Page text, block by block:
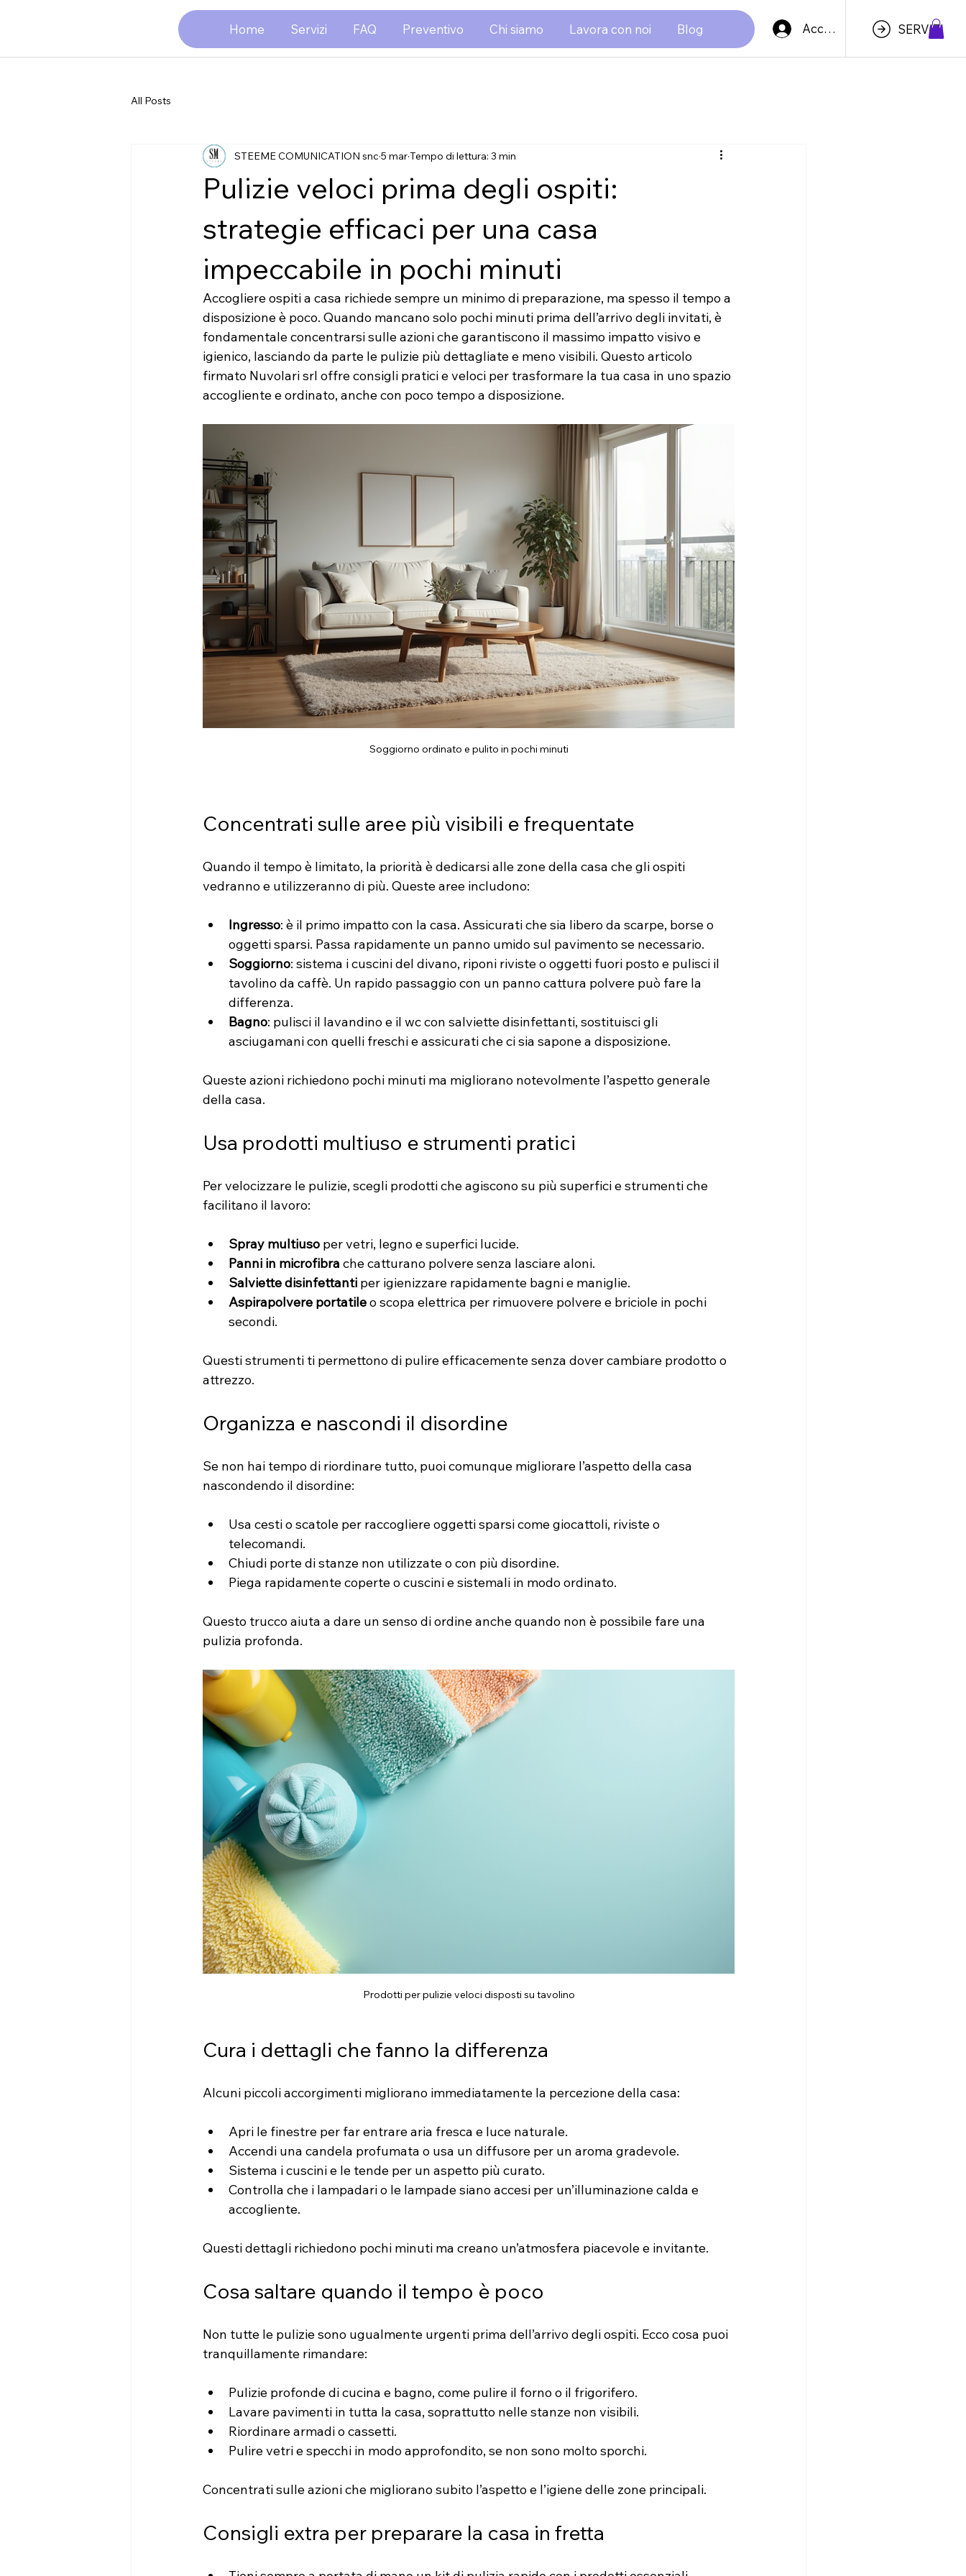
Home Servizi FAQ Preventivo Chi siamo Lavora con noi Blog Accedi SERVIZI
All Posts
Pulizie veloci prima degli ospiti:
strategie efficaci per una casa
impeccabile in pochi minuti
STEEME COMUNICATION snc 5 marTempo di lettura: 3 min
Accogliere ospiti a casa richiede sempre un minimo di preparazione, ma spesso il tempo a
disposizione è poco. Quando mancano solo pochi minuti prima dell’arrivo degli invitati, è
fondamentale concentrarsi sulle azioni che garantiscono il massimo impatto visivo e
igienico, lasciando da parte le pulizie più dettagliate e meno visibili. Questo articolo
firmato Nuvolari srl offre consigli pratici e veloci per trasformare la tua casa in uno spazio
accogliente e ordinato, anche con poco tempo a disposizione.
Soggiorno ordinato e pulito in pochi minuti
Concentrati sulle aree più visibili e frequentate
Quando il tempo è limitato, la priorità è dedicarsi alle zone della casa che gli ospiti
vedranno e utilizzeranno di più. Queste aree includono:
Ingresso: è il primo impatto con la casa. Assicurati che sia libero da scarpe, borse o
oggetti sparsi. Passa rapidamente un panno umido sul pavimento se necessario.
Soggiorno: sistema i cuscini del divano, riponi riviste o oggetti fuori posto e pulisci il
tavolino da caffè. Un rapido passaggio con un panno cattura polvere può fare la
differenza.
Bagno: pulisci il lavandino e il wc con salviette disinfettanti, sostituisci gli
asciugamani con quelli freschi e assicurati che ci sia sapone a disposizione.
Queste azioni richiedono pochi minuti ma migliorano notevolmente l’aspetto generale
della casa.
Usa prodotti multiuso e strumenti pratici
Per velocizzare le pulizie, scegli prodotti che agiscono su più superfici e strumenti che
facilitano il lavoro:
Spray multiuso per vetri, legno e superfici lucide.
Panni in microfibra che catturano polvere senza lasciare aloni.
Salviette disinfettanti per igienizzare rapidamente bagni e maniglie.
Aspirapolvere portatile o scopa elettrica per rimuovere polvere e briciole in pochi
secondi.
Questi strumenti ti permettono di pulire efficacemente senza dover cambiare prodotto o
attrezzo.
Organizza e nascondi il disordine
Se non hai tempo di riordinare tutto, puoi comunque migliorare l’aspetto della casa
nascondendo il disordine:
Usa cesti o scatole per raccogliere oggetti sparsi come giocattoli, riviste o
telecomandi.
Chiudi porte di stanze non utilizzate o con più disordine.
Piega rapidamente coperte o cuscini e sistemali in modo ordinato.
Questo trucco aiuta a dare un senso di ordine anche quando non è possibile fare una
pulizia profonda.
Prodotti per pulizie veloci disposti su tavolino
Cura i dettagli che fanno la differenza
Alcuni piccoli accorgimenti migliorano immediatamente la percezione della casa:
Apri le finestre per far entrare aria fresca e luce naturale.
Accendi una candela profumata o usa un diffusore per un aroma gradevole.
Sistema i cuscini e le tende per un aspetto più curato.
Controlla che i lampadari o le lampade siano accesi per un’illuminazione calda e
accogliente.
Questi dettagli richiedono pochi minuti ma creano un’atmosfera piacevole e invitante.
Cosa saltare quando il tempo è poco
Non tutte le pulizie sono ugualmente urgenti prima dell’arrivo degli ospiti. Ecco cosa puoi
tranquillamente rimandare:
Pulizie profonde di cucina e bagno, come pulire il forno o il frigorifero.
Lavare pavimenti in tutta la casa, soprattutto nelle stanze non visibili.
Riordinare armadi o cassetti.
Pulire vetri e specchi in modo approfondito, se non sono molto sporchi.
Concentrati sulle azioni che migliorano subito l’aspetto e l’igiene delle zone principali.
Consigli extra per preparare la casa in fretta